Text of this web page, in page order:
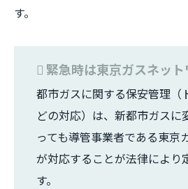
す。
緊急時は東京ガスネッ
都市ガスに関する保安管理（
どの対応）は、新都市ガスに
っても導管事業者である東京
が対応することが法律により
す。